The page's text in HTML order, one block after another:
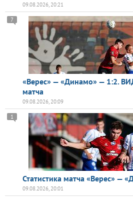
09.08.2026, 20:21
«Верес» — «Динамо» — 1:2.
матча
7
09.08.2026, 20:09
Статистика матча «Верес» —
1
09.08.2026, 20:01